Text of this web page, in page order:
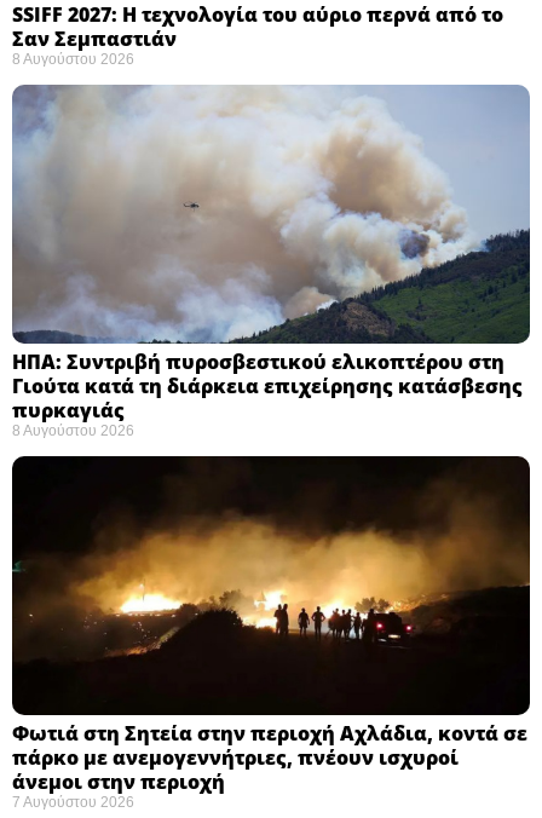
SSIFF 2027: Η τεχνολογία του αύριο περνά από το
Σαν Σεμπαστιάν ​
8 Αυγούστου 2026
ΗΠΑ: Συντριβή πυροσβεστικού ελικοπτέρου στη
Γιούτα κατά τη διάρκεια επιχείρησης κατάσβεσης
πυρκαγιάς ​
8 Αυγούστου 2026
Φωτιά στη Σητεία στην περιοχή Αχλάδια, κοντά σε
πάρκο με ανεμογεννήτριες, πνέουν ισχυροί
άνεμοι στην περιοχή
7 Αυγούστου 2026